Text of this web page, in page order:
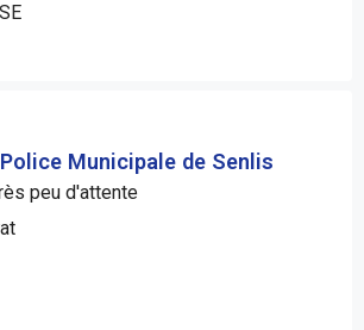
Municipale de Senlis
peu d'attente